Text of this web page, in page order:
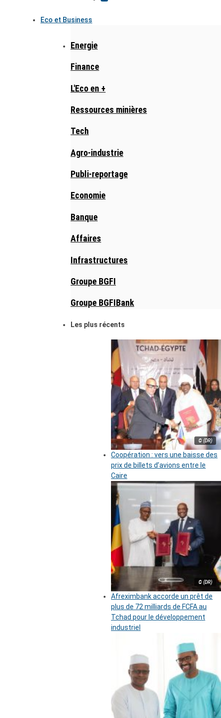
Eco et Business
Energie
Finance
L'Eco en +
Ressources minières
Tech
Agro-industrie
Publi-reportage
Economie
Banque
Affaires
Infrastructures
Groupe BGFI
Groupe BGFIBank
Les plus récents
© (DR)
Coopération : vers une baisse des
prix de billets d’avions entre le
Caire
© (DR)
Afreximbank accorde un prêt de
plus de 72 milliards de FCFA au
Tchad pour le développement
industriel